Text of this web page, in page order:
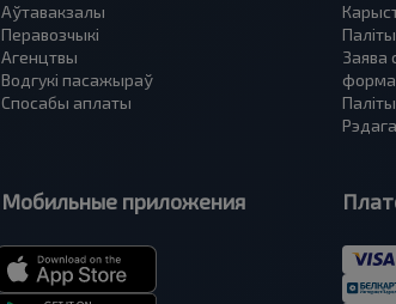
Аўтавакзалы
Перавозчыкі
Агенцтвы
Водгукі пасажыраў
Спосабы аплаты
Заява
форма
Мобильные приложения